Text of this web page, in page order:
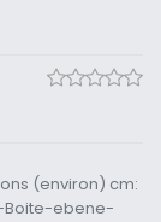
(environ) cm:
Boite-ebene-